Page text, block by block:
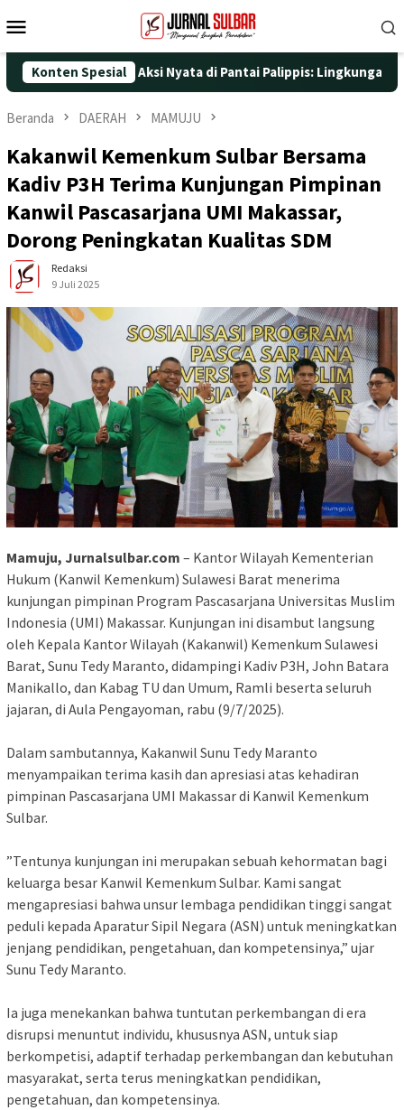
ke
Mobile
Konten Spesial
25 dengan Aksi Nyata di Pantai Palippis: Lingkungan dan
Beranda DAERAH MAMUJU
‎Kakanwil Kemenkum Sulbar Bersama
Kadiv P3H Terima Kunjungan Pimpinan
Kanwil Pascasarjana UMI Makassar,
Dorong Peningkatan Kualitas SDM
Redaksi
9 Juli 2025
‎Mamuju, Jurnalsulbar.com – Kantor Wilayah Kementerian
Hukum (Kanwil Kemenkum) Sulawesi Barat menerima
kunjungan pimpinan Program Pascasarjana Universitas Muslim
Indonesia (UMI) Makassar. Kunjungan ini disambut langsung
oleh Kepala Kantor Wilayah (Kakanwil) Kemenkum Sulawesi
Barat, Sunu Tedy Maranto, didampingi Kadiv P3H, John Batara
Manikallo, dan Kabag TU dan Umum, Ramli beserta seluruh
jajaran, di Aula Pengayoman, rabu (9/7/2025).
‎Dalam sambutannya, Kakanwil Sunu Tedy Maranto
menyampaikan terima kasih dan apresiasi atas kehadiran
pimpinan Pascasarjana UMI Makassar di Kanwil Kemenkum
Sulbar.
‎”Tentunya kunjungan ini merupakan sebuah kehormatan bagi
keluarga besar Kanwil Kemenkum Sulbar. Kami sangat
mengapresiasi bahwa unsur lembaga pendidikan tinggi sangat
peduli kepada Aparatur Sipil Negara (ASN) untuk meningkatkan
jenjang pendidikan, pengetahuan, dan kompetensinya,” ujar
Sunu Tedy Maranto.
‎Ia juga menekankan bahwa tuntutan perkembangan di era
disrupsi menuntut individu, khususnya ASN, untuk siap
berkompetisi, adaptif terhadap perkembangan dan kebutuhan
masyarakat, serta terus meningkatkan pendidikan,
pengetahuan, dan kompetensinya.